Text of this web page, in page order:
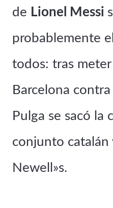
de Lionel Messi
probablemente
todos: tras
Barcelona
Pulga se sacó la
conjunto catalán
Newell»s.